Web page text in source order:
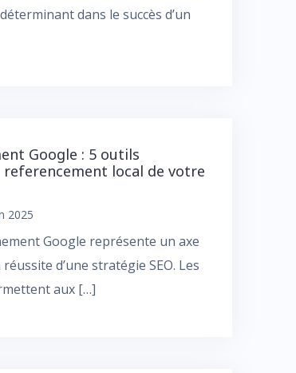
dans le succès d’un
Google : 5 outils
local de votre
2025
Google représente un axe
d’une stratégie SEO. Les
aux […]